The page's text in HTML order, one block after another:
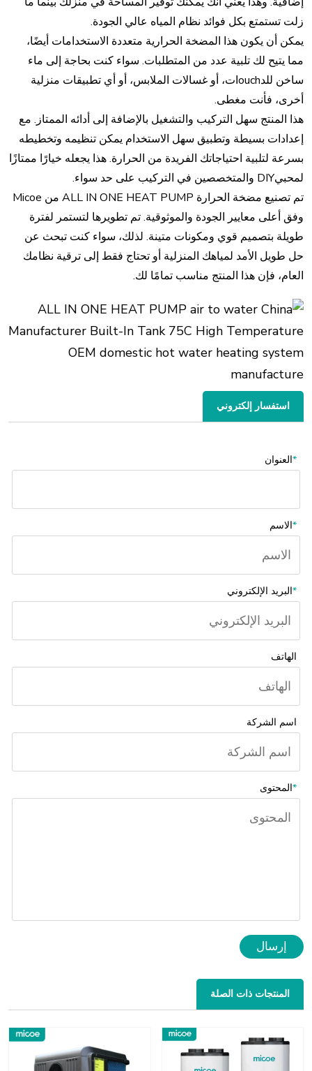
زلت تستمتع بكل فوائد نظام المياه عالي الجودة.
يمكن أن يكون هذا المضخة الحرارية متعددة الاستخدامات أيضًا،
مما يتيح لك تلبية عدد من المتطلبات. سواء كنت بحاجة إلى ماء
ساخن للدouchات، أو غسالات الملابس، أو أي تطبيقات منزلية
أخرى، فأنت مغطى.
هذا المنتج سهل التركيب والتشغيل بالإضافة إلى أدائه الممتاز. مع
إعدادات بسيطة وتطبيق سهل الاستخدام يمكن تنظيمه وتخطيطه
بسرعة لتلبية احتياجاتك الفريدة من الحرارة. هذا يجعله خيارًا ممتازًا
لمحبيDIY والمتخصصين في التركيب على حد سواء.
تم تصنيع مضخة الحرارة ALL IN ONE HEAT PUMP من Micoe
وفق أعلى معايير الجودة والموثوقية. تم تطويرها لتستمر لفترة
طويلة بتصميم قوي ومكونات متينة. لذلك، سواء كنت تبحث عن
حل طويل الأمد لمياهك المنزلية أو تحتاج فقط إلى ترقية نظامك
العام، فإن هذا المنتج مناسب تمامًا لك.
استفسار إلكتروني
*العنوان
*الاسم
*البريد الإلكتروني
الهاتف
اسم الشركة
*المحتوى
إرسال
المنتجات ذات الصلة